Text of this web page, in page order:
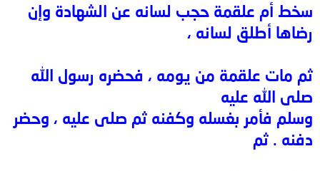
سخط أم علقمة حجب لسانه عن الشهادة وإن
رضاها أطلق لسانه ،
ثم مات علقمة من يومه ، فحضره رسول الله
صلى الله عليه
وسلم فأمر بغسله وكفنه ثم صلى عليه ، وحضر
دفنه . ثم